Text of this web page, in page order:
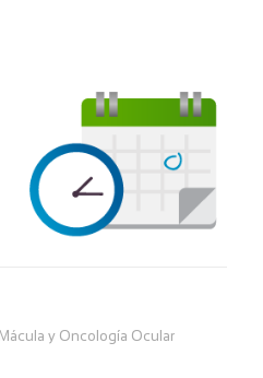
y Oncología Ocular